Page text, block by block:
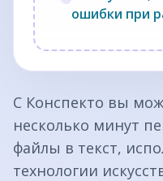
ошибки при
С Конспекто вы
несколько минут
файлы в текст,
технологии